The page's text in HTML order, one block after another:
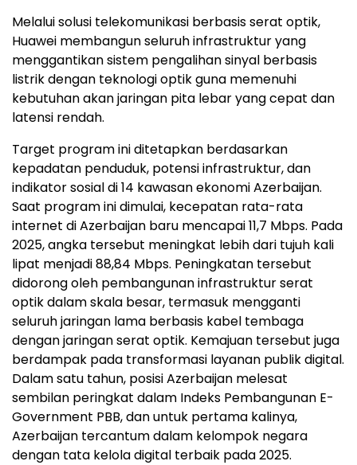
Melalui solusi telekomunikasi berbasis serat optik,
Huawei membangun seluruh infrastruktur yang
menggantikan sistem pengalihan sinyal berbasis
listrik dengan teknologi optik guna memenuhi
kebutuhan akan jaringan pita lebar yang cepat dan
latensi rendah.
Target program ini ditetapkan berdasarkan
kepadatan penduduk, potensi infrastruktur, dan
indikator sosial di 14 kawasan ekonomi Azerbaijan.
Saat program ini dimulai, kecepatan rata-rata
internet di Azerbaijan baru mencapai 11,7 Mbps. Pada
2025, angka tersebut meningkat lebih dari tujuh kali
lipat menjadi 88,84 Mbps. Peningkatan tersebut
didorong oleh pembangunan infrastruktur serat
optik dalam skala besar, termasuk mengganti
seluruh jaringan lama berbasis kabel tembaga
dengan jaringan serat optik. Kemajuan tersebut juga
berdampak pada transformasi layanan publik digital.
Dalam satu tahun, posisi Azerbaijan melesat
sembilan peringkat dalam Indeks Pembangunan E-
Government PBB, dan untuk pertama kalinya,
Azerbaijan tercantum dalam kelompok negara
dengan tata kelola digital terbaik pada 2025.